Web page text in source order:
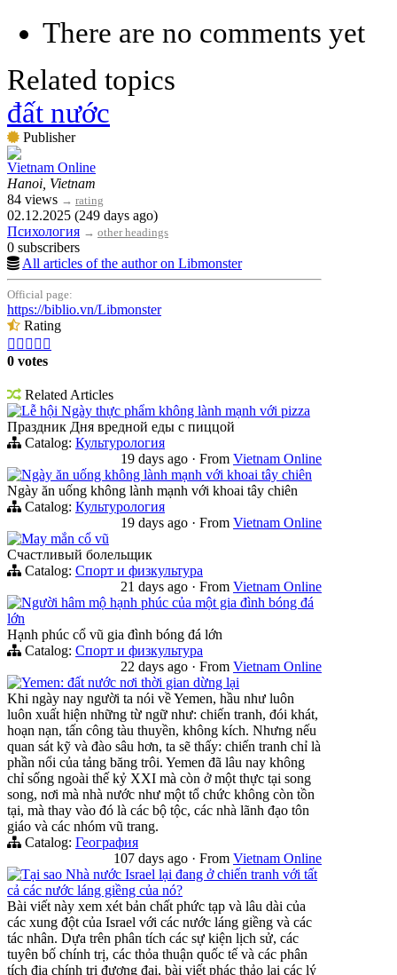
There are no comments yet
Related topics
đất nước
Publisher
Vietnam Online
Hanoi, Vietnam
84 views → rating
02.12.2025 (249 days ago)
Психология → other headings
0 subscribers
All articles of the author on Libmonster
Official page:
https://biblio.vn/Libmonster
Rating
    
0 votes
Related Articles
Lễ hội Ngày thực phẩm không lành mạnh với pizza
Праздник Дня вредной еды с пиццой
Catalog: Культурология
19 days ago · From Vietnam Online
Ngày ăn uống không lành mạnh với khoai tây chiên
Ngày ăn uống không lành mạnh với khoai tây chiên
Catalog: Культурология
19 days ago · From Vietnam Online
May mắn cổ vũ
Счастливый болельщик
Catalog: Спорт и физкультура
21 days ago · From Vietnam Online
Người hâm mộ hạnh phúc của một gia đình bóng đá
lớn
Hạnh phúc cổ vũ gia đình bóng đá lớn
Catalog: Спорт и физкультура
22 days ago · From Vietnam Online
Yemen: đất nước nơi thời gian dừng lại
Khi ngày nay người ta nói về Yemen, hầu như luôn
luôn xuất hiện những từ ngữ như: chiến tranh, đói khát,
hoạn nạn, tấn công tàu thuyền, không kích. Nhưng nếu
quan sát kỹ và đào sâu hơn, ta sẽ thấy: chiến tranh chỉ là
phần nổi của tảng băng trôi. Yemen đã lâu nay không
chỉ sống ngoài thế kỷ XXI mà còn ở một thực tại song
song, nơi mà nhà nước như một tổ chức không còn tồn
tại, mà thay vào đó là các bộ tộc, các nhà lãnh đạo tôn
giáo và các nhóm vũ trang.
Catalog: География
107 days ago · From Vietnam Online
Tại sao Nhà nước Israel lại đang ở chiến tranh với tất
cả các nước láng giềng của nó?
Bài viết này xem xét bản chất phức tạp và lâu dài của
các xung đột của Israel với các nước láng giềng và các
tác nhân. Dựa trên phân tích các sự kiện lịch sử, các
tuyên bố chính trị, các thỏa thuận quốc tế và các phân
tích địa chính trị đương đại, bài viết phác thảo lại các lý